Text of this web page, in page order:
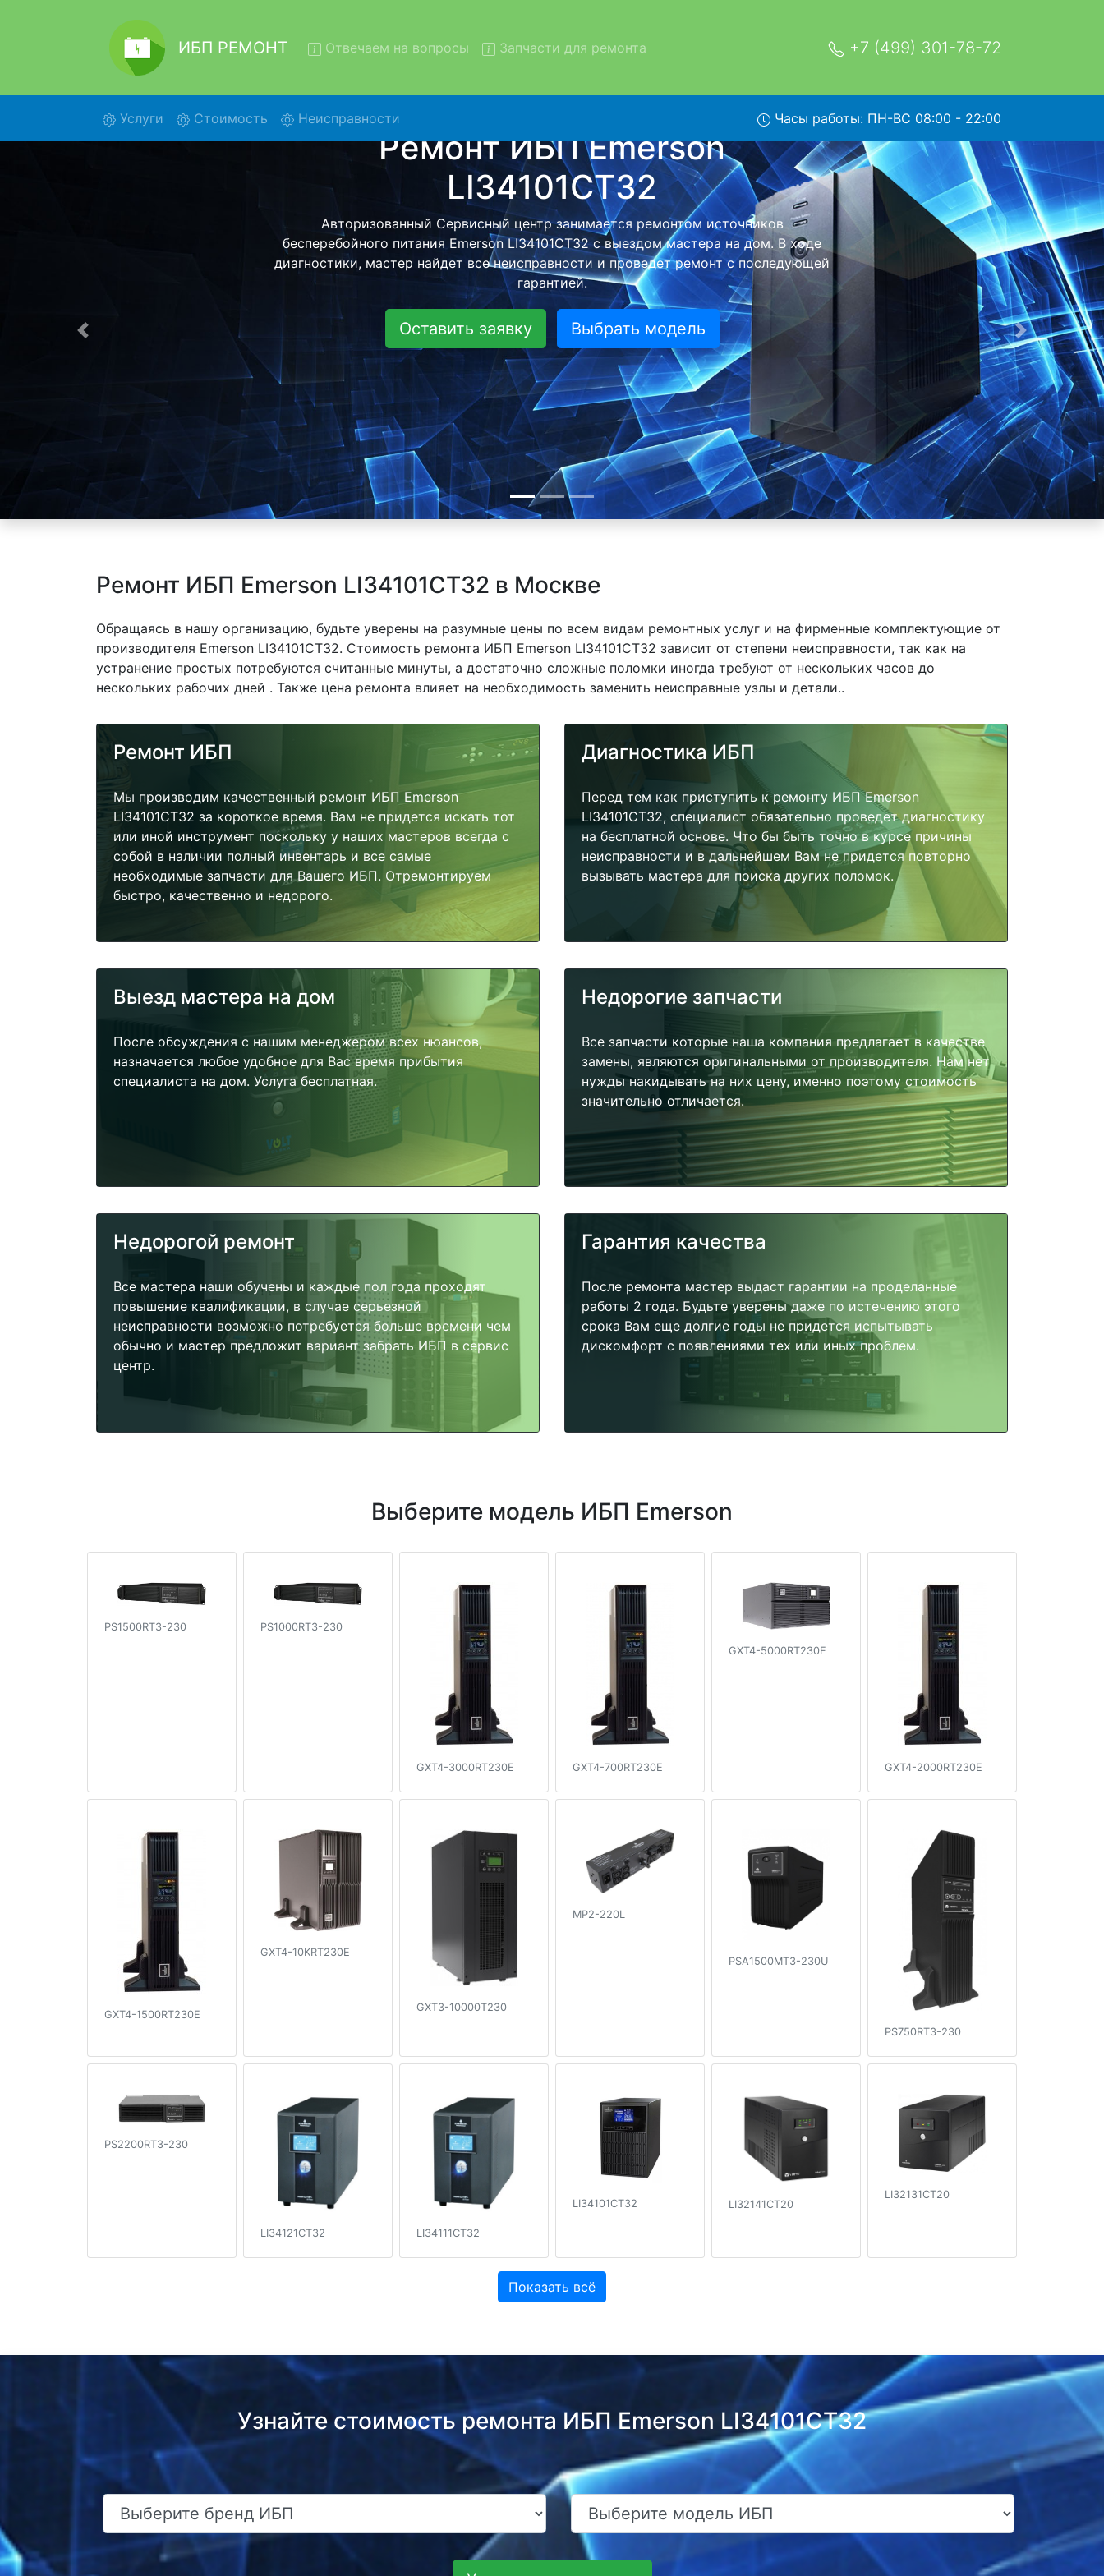
ИБП РЕМОНТ Отвечаем на вопросы Запчасти для ремонта +7 (499) 301-78-72
Услуги (current)Стоимость Неисправности Часы работы: ПН-ВС 08:00 - 22:00
Ремонт ИБП Emerson LI34101CT32 с
вывозом в сервис
Ремонт ИБП Emerson LI34101CT32 с вывозом в сервисный центр и обратно - с
помощью нашей бесплатной услуги, специалист заберет Ваш ИБП для дальнейшего
более детального ремонта. Оговоренная стоимость ремонта останется неизменно
при возвращении видеотехники обратно.
Оставить заявку Выбрать модель
Предыдущая Следующая
Ремонт ИБП Emerson LI34101CT32 в Москве
Обращаясь в нашу организацию, будьте уверены на разумные цены по всем видам ремонтных услуг и на фирменные комплектующие от
производителя Emerson LI34101CT32. Стоимость ремонта ИБП Emerson LI34101CT32 зависит от степени неисправности, так как на
устранение простых потребуются считанные минуты, а достаточно сложные поломки иногда требуют от нескольких часов до
нескольких рабочих дней . Также цена ремонта влияет на необходимость заменить неисправные узлы и детали..
Ремонт ИБП
Мы производим качественный ремонт ИБП Emerson
LI34101CT32 за короткое время. Вам не придется искать тот
или иной инструмент поскольку у наших мастеров всегда с
собой в наличии полный инвентарь и все самые
необходимые запчасти для Вашего ИБП. Отремонтируем
быстро, качественно и недорого.
Диагностика ИБП
Перед тем как приступить к ремонту ИБП Emerson
LI34101CT32, специалист обязательно проведет диагностику
на бесплатной основе. Что бы быть точно в курсе причины
неисправности и в дальнейшем Вам не придется повторно
вызывать мастера для поиска других поломок.
Выезд мастера на дом
После обсуждения с нашим менеджером всех нюансов,
назначается любое удобное для Вас время прибытия
специалиста на дом. Услуга бесплатная.
Недорогие запчасти
Все запчасти которые наша компания предлагает в качестве
замены, являются оригинальными от производителя. Нам нет
нужды накидывать на них цену, именно поэтому стоимость
значительно отличается.
Недорогой ремонт
Все мастера наши обучены и каждые пол года проходят
повышение квалификации, в случае серьезной
неисправности возможно потребуется больше времени чем
обычно и мастер предложит вариант забрать ИБП в сервис
центр.
Гарантия качества
После ремонта мастер выдаст гарантии на проделанные
работы 2 года. Будьте уверены даже по истечению этого
срока Вам еще долгие годы не придется испытывать
дискомфорт с появлениями тех или иных проблем.
Выберите модель ИБП Emerson
PS1500RT3-230 PS1000RT3-230
GXT4-3000RT230E GXT4-700RT230E
GXT4-5000RT230E
GXT4-2000RT230E
GXT4-1500RT230E
GXT4-10KRT230E
GXT3-10000T230
MP2-220L
PSA1500MT3-230U
PS750RT3-230
PS2200RT3-230
LI34121CT32 LI34111CT32
LI34101CT32 LI32141CT20
LI32131CT20
Показать всё
Узнайте стоимость ремонта ИБП Emerson LI34101CT32